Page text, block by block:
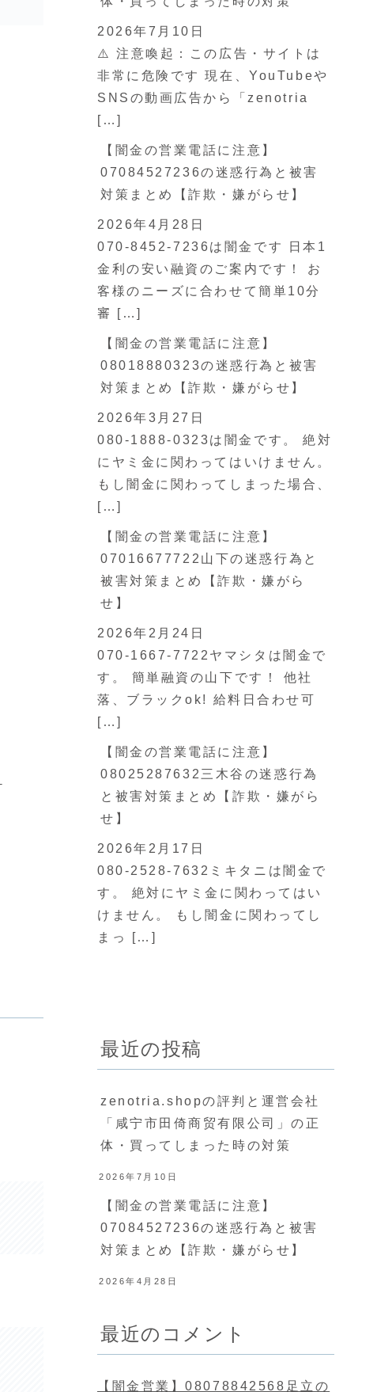
2026年7月10日
⚠️ 注意喚起：この広告・サイトは
非常に危険です 現在、YouTubeや
SNSの動画広告から「zenotria
[…]
【闇金の営業電話に注意】
07084527236の迷惑行為と被害
対策まとめ【詐欺・嫌がらせ】
2026年4月28日
070-8452-7236は闇金です 日本1
金利の安い融資のご案内です！ お
客様のニーズに合わせて簡単10分
審 […]
【闇金の営業電話に注意】
08018880323の迷惑行為と被害
対策まとめ【詐欺・嫌がらせ】
2026年3月27日
080-1888-0323は闇金です。 絶対
にヤミ金に関わってはいけません。
もし闇金に関わってしまった場合、
[…]
【闇金の営業電話に注意】
07016677722山下の迷惑行為と
被害対策まとめ【詐欺・嫌がら
せ】
2026年2月24日
070-1667-7722ヤマシタは闇金で
す。 簡単融資の山下です！ 他社
落、ブラックok! 給料日合わせ可
[…]
【闇金の営業電話に注意】
08025287632三木谷の迷惑行為
と被害対策まとめ【詐欺・嫌がら
せ】
2026年2月17日
080-2528-7632ミキタニは闇金で
す。 絶対にヤミ金に関わってはい
けません。 もし闇金に関わってし
まっ […]
最近の投稿
zenotria.shopの評判と運営会社
「咸宁市田倚商贸有限公司」の正
体・買ってしまった時の対策
2026年7月10日
【闇金の営業電話に注意】
07084527236の迷惑行為と被害
対策まとめ【詐欺・嫌がらせ】
2026年4月28日
最近のコメント
【闇金営業】08078842568足立の